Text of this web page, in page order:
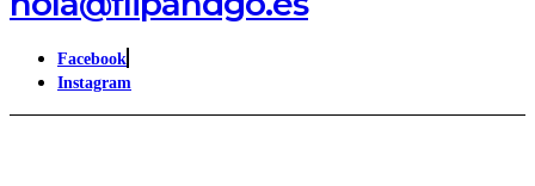
Facebook
Instagram